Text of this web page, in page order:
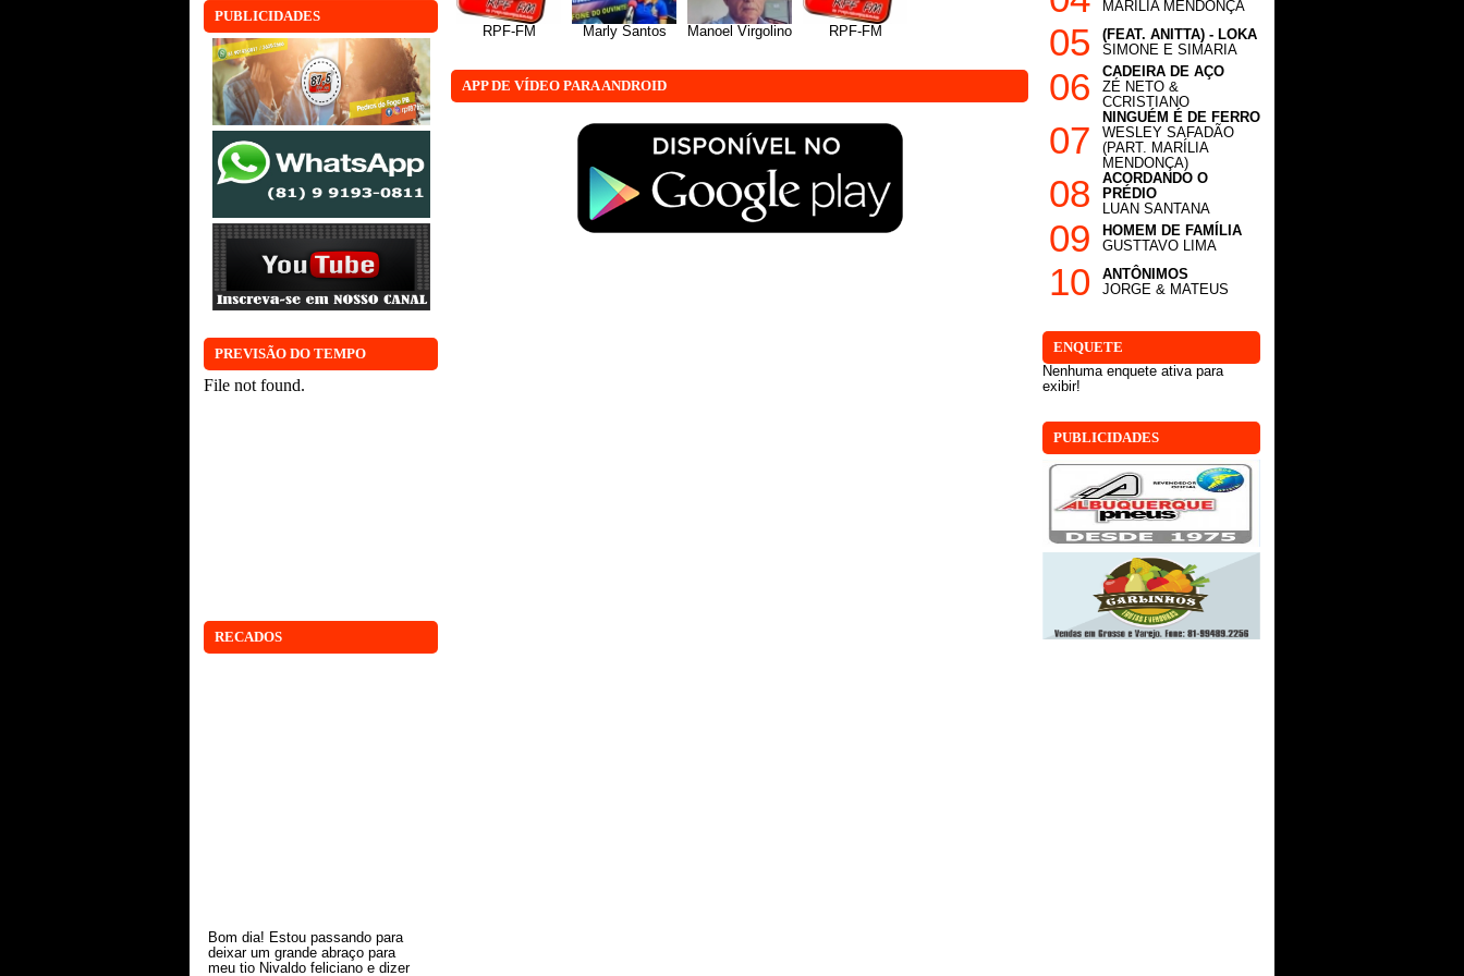
PUBLICIDADES
PREVISÃO DO TEMPO
RECADOS
deixar um grande abraço para
meu tio Nivaldo feliciano e dizer
que estou com saudades. Sou
RPF-FM Marly Santos Manoel Virgolino RPF-FM
APP DE VÍDEO PARA ANDROID
MARÍLIA MENDONÇA
05
(FEAT. ANITTA) - LOKA
SIMONE E SIMARIA
06
CADEIRA DE AÇO
ZÉ NETO &
CCRISTIANO
07
NINGUÉM É DE FERRO
WESLEY SAFADÃO
(PART. MARÍLIA
MENDONÇA)
08
ACORDANDO O
PRÉDIO
LUAN SANTANA
09
HOMEM DE FAMÍLIA
GUSTTAVO LIMA
10
ANTÔNIMOS
JORGE & MATEUS
ENQUETE
Nenhuma enquete ativa para
exibir!
PUBLICIDADES